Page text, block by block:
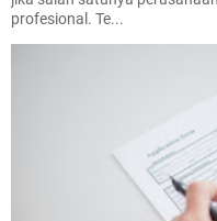
profesional. Te...